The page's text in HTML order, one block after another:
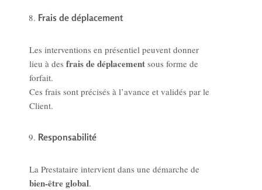
Frais de déplacement
Les interventions en présentiel peuvent donner
lieu à des frais de déplacement sous forme de
forfait.
Ces frais sont précisés à l’avance et validés par le
Client.
Responsabilité
La Prestataire intervient dans une démarche de
bien-être global.